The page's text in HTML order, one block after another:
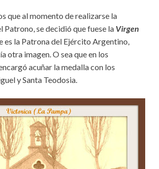
que al momento de realizarse la
Patrono, se decidió que fuese la Virgen
es la Patrona del Ejército Argentino,
otra imagen. O sea que en los
acuñar la medalla con los
y Santa Teodosia.